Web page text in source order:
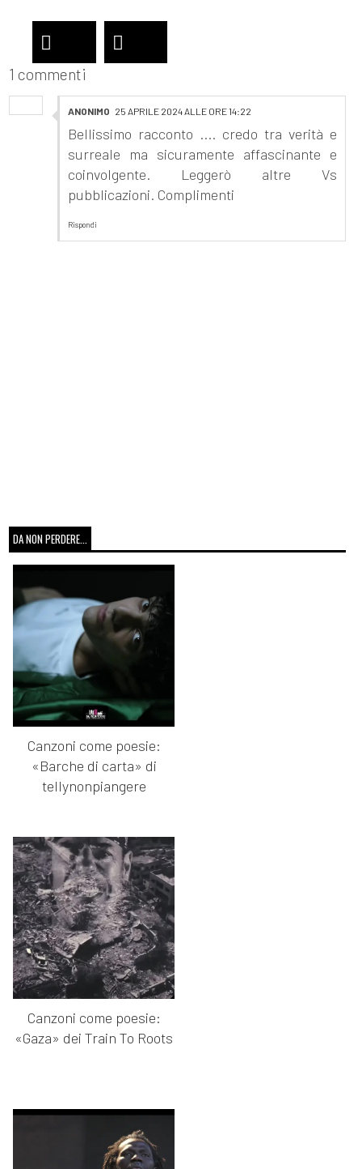
1 commenti
ANONIMO 25 APRILE 2024 ALLE ORE 14:22
Bellissimo racconto .... credo tra verità e
surreale ma sicuramente affascinante e
coinvolgente. Leggerò altre Vs
pubblicazioni. Complimenti
Rispondi
DA NON PERDERE...
Canzoni come poesie:
«Barche di carta» di
tellynonpiangere
Canzoni come poesie:
«Gaza» dei Train To Roots